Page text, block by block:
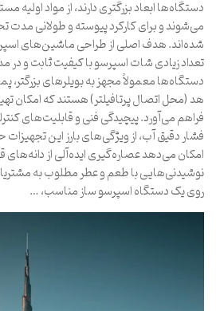
دستگاه‌ها ابعاد بزرگتری دارند، از مواد اولیه
می‌شوند و برای کارکرد پیوسته و طولانی مدت
شده‌اند. هدف اصلی از طراحی ماشین‌های
تعداد زیادی شات اسپرسو با کیفیت ثابت و در
دستگاه‌ها معمولاً مجهز به بویلرهای
هد (محل اتصال پرتافیلتر) هستند که امکان
فراهم می‌آورد. پیچیدگی فنی و قابلیت‌های
فشار دقیق آب، از ویژگی‌های بارز این
امکان می‌دهد عصاره‌گیری ایده‌آلی از دانه‌های
نوشیدنی‌هایی با طعم و عطر مطلوب به
روی یک دستگاه اسپرسو ساز مناسب، …